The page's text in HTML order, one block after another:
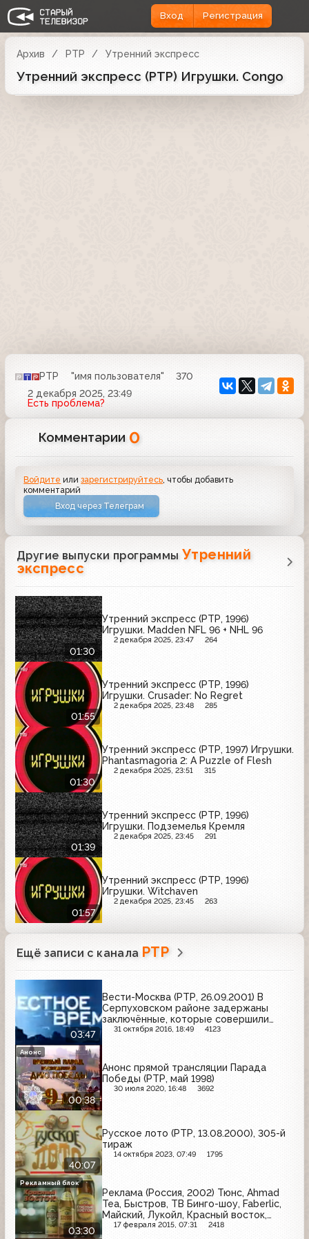
Вход Регистрация
Архив РТР Утренний экспресс
Утренний экспресс (РТР) Игрушки. Congo
РТР "имя пользователя"
370
2 декабря 2025, 23:49
Есть проблема?
Комментарии 0
Войдите илизарегистрируйтесь , чтобы добавить
комментарий
Вход через Телеграм
Другие выпуски программы Утренний
экспресс
01:30
Утренний экспресс (РТР, 1996)
Игрушки. Madden NFL 96 + NHL 96
2 декабря 2025, 23:47 264
01:55
Утренний экспресс (РТР, 1996)
Игрушки. Crusader: No Regret
2 декабря 2025, 23:48 285
01:30
Утренний экспресс (РТР, 1997) Игрушки.
Phantasmagoria 2: A Puzzle of Flesh
2 декабря 2025, 23:51 315
01:39
Утренний экспресс (РТР, 1996)
Игрушки. Подземелья Кремля
2 декабря 2025, 23:45 291
01:57
Утренний экспресс (РТР, 1996)
Игрушки. Witchaven
2 декабря 2025, 23:45 263
Ещё записи с канала РТР
03:47
Вести-Москва (РТР, 26.09.2001) В
Серпуховском районе задержаны
заключённые, которые совершили
побег из Бутырского СИЗО;
на МКАДе
31 октября 2016, 18:49 4123
00:38
Анонс прямой трансляции Парада
Победы (РТР, май 1998)
30 июля 2020, 16:48 3692
Анонс
40:07
Русское лото (РТР, 13.08.2000), 305-й
тираж
14 октября 2023, 07:49 1795
03:30
Реклама (Россия, 2002) Тюнс, Ahmad
Tea, Быстров, ТВ Бинго-шоу, Faberlic,
Майский, Лукойл, Красный восток,
Терафлю
17 февраля 2015, 07:31 2418
Рекламный блок